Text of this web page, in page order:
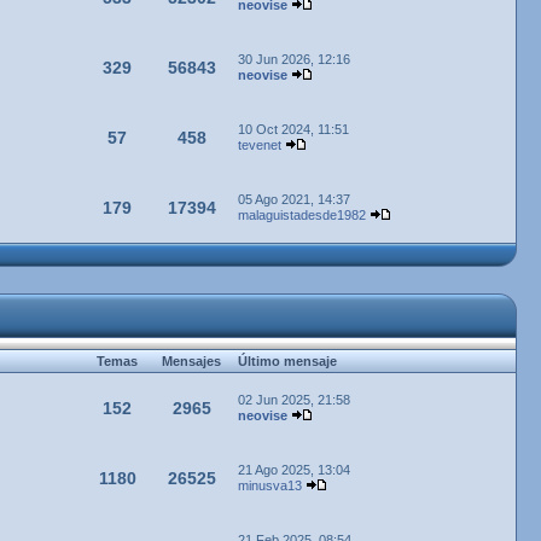
neovise
329 56843
30 Jun 2026, 12:16
neovise
57 458
10 Oct 2024, 11:51
tevenet
179 17394
05 Ago 2021, 14:37
malaguistadesde1982
TemasMensajesÚltimo mensaje
152 2965
02 Jun 2025, 21:58
neovise
1180 26525
21 Ago 2025, 13:04
minusva13